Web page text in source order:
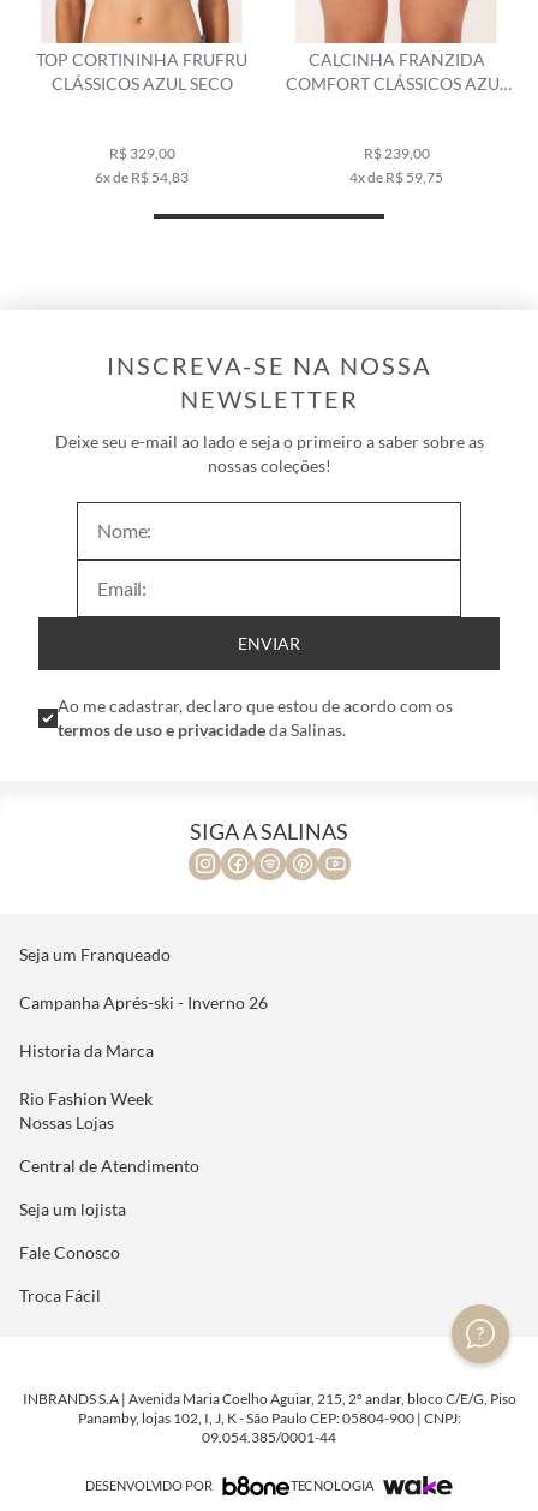
TOP CORTININHA FRUFRU
CLÁSSICOS AZUL SECO
R$ 329,00
6x de R$ 54,83
CALCINHA FRANZIDA
COMFORT CLÁSSICOS AZUL
R$ 239,00
4x de R$ 59,75
INSCREVA-SE NA NOSSA
NEWSLETTER
Deixe seu e-mail ao lado e seja o primeiro a saber sobre as
nossas coleções!
ENVIAR
Ao me cadastrar, declaro que estou de acordo com os
termos de uso e privacidadeda Salinas.
SIGA A SALINAS
Seja um Franqueado
Campanha Aprés-ski - Inverno 26
Historia da Marca
Rio Fashion Week
Nossas Lojas
Central de Atendimento
Seja um lojista
Fale Conosco
Troca Fácil
INBRANDS S.A | Avenida Maria Coelho Aguiar, 215, 2º andar, bloco C/E/G, Piso
Panamby, lojas 102, I, J, K - São Paulo CEP: 05804-900 | CNPJ:
09.054.385/0001-44
DESENVOLVIDO POR TECNOLOGIA